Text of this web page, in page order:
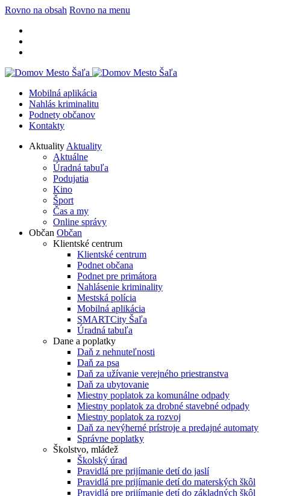
Rovno na obsah Rovno na menu
Mobilná aplikácia
Nahlás kriminalitu
Podnety občanov
Kontakty
Aktuality Aktuality
Aktuálne
Úradná tabuľa
Podujatia
Kino
Šport
Čas a my
Online správy
Občan Občan
Klientské centrum
Klientské centrum
Podnet občana
Podnet pre primátora
Nahlásenie kriminality
Mestská polícia
Mobilná aplikácia
SMARTCity Šaľa
Úradná tabuľa
Dane a poplatky
Daň z nehnuteľnosti
Daň za psa
Daň za užívanie verejného priestranstva
Daň za ubytovanie
Miestny poplatok za komunálne odpady
Miestny poplatok za drobné stavebné odpady
Miestny poplatok za rozvoj
Daň za nevýherné prístroje a predajné automaty
Správne poplatky
Školstvo, mládež
Školský úrad
Pravidlá pre prijímanie detí do jaslí
Pravidlá pre prijímanie detí do materských škôl
Pravidlá pre prijímanie detí do základných škôl